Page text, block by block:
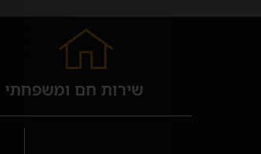
שירות חם ומשפחתי